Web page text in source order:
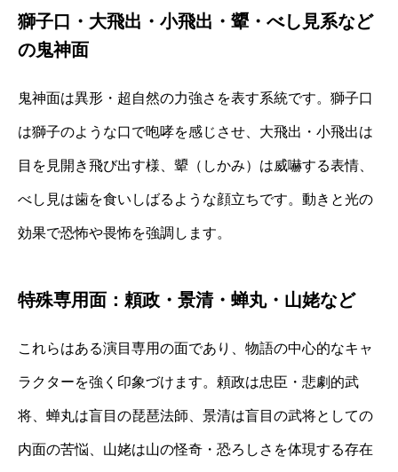
獅子口・大飛出・小飛出・顰・べし見系など
の鬼神面
鬼神面は異形・超自然の力強さを表す系統です。獅子口
は獅子のような口で咆哮を感じさせ、大飛出・小飛出は
目を見開き飛び出す様、顰（しかみ）は威嚇する表情、
べし見は歯を食いしばるような顔立ちです。動きと光の
効果で恐怖や畏怖を強調します。
特殊専用面：頼政・景清・蝉丸・山姥など
これらはある演目専用の面であり、物語の中心的なキャ
ラクターを強く印象づけます。頼政は忠臣・悲劇的武
将、蝉丸は盲目の琵琶法師、景清は盲目の武将としての
内面の苦悩、山姥は山の怪奇・恐ろしさを体現する存在